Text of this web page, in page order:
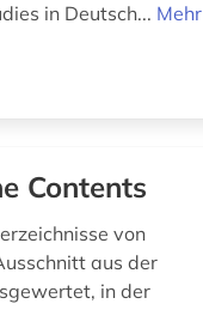
in Deutsch... Mehr
Contents
von
aus der
in der